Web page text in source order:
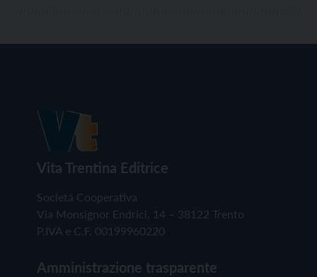
Vita Trentina Editrice
Società Cooperativa
Via Monsignor Endrici, 14 – 38122 Trento
P.IVA e C.F. 00199960220
Amministrazione trasparente